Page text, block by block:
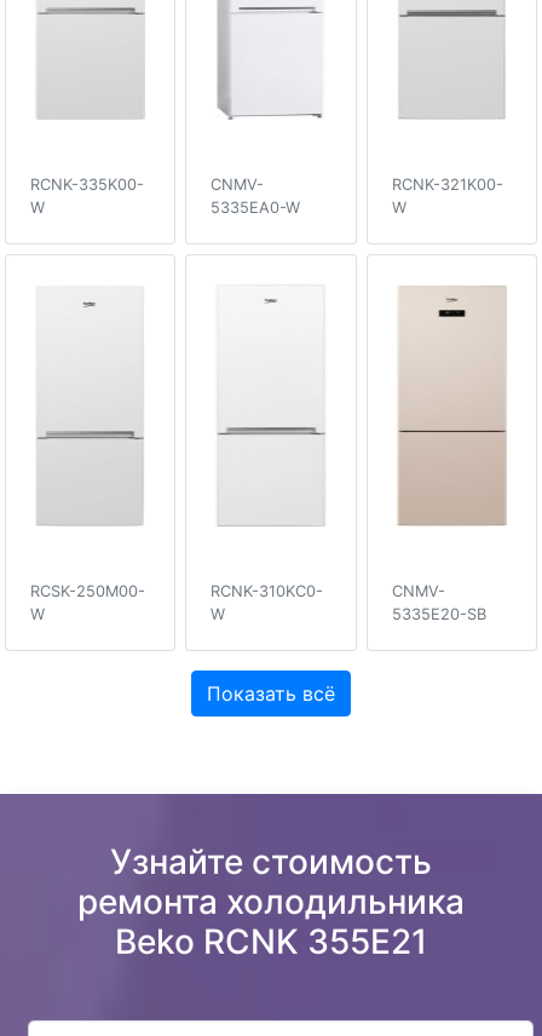
RCNK-335K00-
W
CNMV-
5335EA0-W
RCNK-321K00-
W
RCSK-250M00-
W
RCNK-310KC0-
W
CNMV-
5335E20-SB
Показать всё
Узнайте стоимость
ремонта холодильника
Beko RCNK 355E21